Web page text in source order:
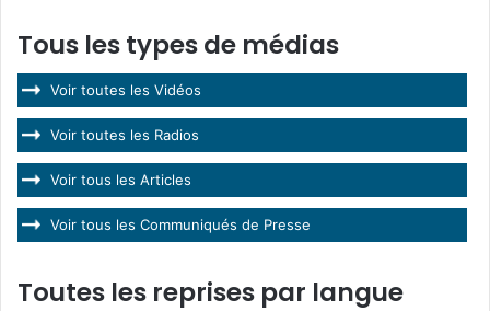
Tous les types de médias
Voir toutes les Vidéos
Voir toutes les Radios
Voir tous les Articles
Voir tous les Communiqués de Presse
Toutes les reprises par langue